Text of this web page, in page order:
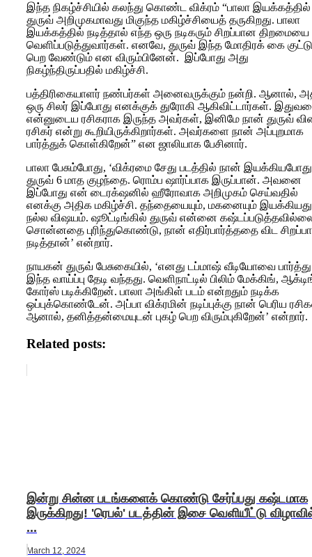
இந்த நிகழ்ச்சியில் கலந்து கொண்ட விக்ரம் “பாலா இயக்கத்தில்
துருவ் அறிமுகமாவது மிகுந்த மகிழ்ச்சியைத் தருகிறது. பாலா
இயக்கத்தில் நடித்தால் எந்த ஒரு நடிகரும் சிறப்பான திறமையை
வெளிப்படுத்துவார்கள். எனவே, துருவ் இந்த மோதிரக் கை குட்டு
பெற வேண்டும் என விரும்பினேன். இப்போது அது
நிகழ்ந்திருப்பதில் மகிழ்ச்சி.
பத்திரிகையாளர் நண்பர்கள் அனைவருக்கும் நன்றி. ஆனால்,
ஒரு சிலர் இப்போது எனக்குக் துரோகி ஆகிவிட்டார்கள்.
என்னுடைய ரசிகராக இருந்த அவர்கள், இனிமே நான் துருவ்
ரசிகர் என்று கூறியிருக்கிறார்கள். அவர்களை நான் அப்புறமாக
பார்த்துக் கொள்கிறேன்” என ஜாலியாக பேசினார்.
பாலா பேசும்போது, ‘விக்ரமை சேது படத்தில் நான்
துருவ் 6 மாத குழந்தை. ரொம்ப ஷார்ப்பாக இருப்பான். அவனை
இப்போது என் டைரக்‌ஷனில் ஹீரோவாக அறிமுகம் செய்வதில்
எனக்கு அதிக மகிழ்ச்சி. தந்தையையும், மகனையும் இயக்கியது
நல்ல விஷயம். ஷூட்டிங்கில் துருவ் என்னை
சொன்னதை புரிந்துகொண்டு, நான் எதிர்பார்த்ததை விட
நடித்தான்’ என்றார்.
நாயகன் துருவ் பேசுகையில், ‘எனது டப்மாஷ் வீடியோவை பார்த்து
இந்த வாய்ப்பு தேடி வந்தது. வெளிநாட்டில் பிலிம் மேக்கிங்,
கோர்ஸ் படிக்கிறேன். பாலா அங்கிள் படம் என்றதும் நடிக்க
ஒப்புக்கொண்டேன். அப்பா விக்ரமின் நடிப்புக்கு நான் பெரிய
ஆனால், தனித்தன்மையுடன் புகழ் பெற விரும்புகிறேன்’ என்றார்.
Related posts:
இன்று சின்ன படங்களைக் கொண்டு சேர்ப்பது கஷ்டமாக
இருக்கிறது! 'ரெபல்' படத்தின் இசை வெளியீட்டு
...
March 12, 2024